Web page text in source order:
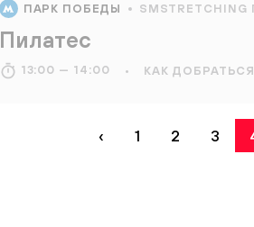
ПАРК ПОБЕДЫ
Пилатес
13:00 — 14:00 • КАК
‹ 1 2 3